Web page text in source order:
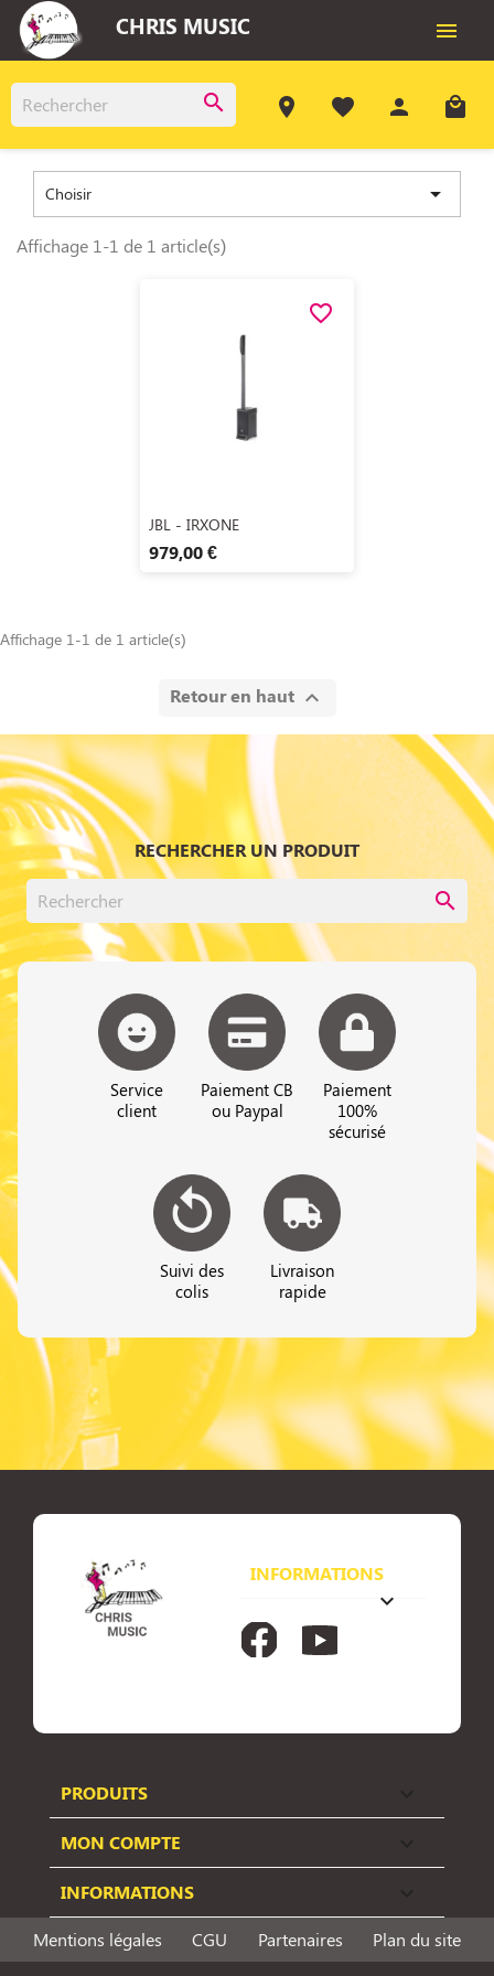
CHRIS MUSIC 
search room favorite person local_mall
Choisir 
Affichage 1-1 de 1 article(s)
Aperçu rapide
JBL - IRXONE
979,00 €
favorite_border
Affichage 1-1 de 1 article(s)
Retour en haut 
RECHERCHER UN PRODUIT
search
Service
client
Paiement CB
ou Paypal
Paiement
100%
sécurisé
Suivi des
colis
Livraison
rapide
INFORMATIONS
keyboard_arrow_down
FacebookYouTube
PRODUITS
MON COMPTE
INFORMATIONS
Mentions légales CGU Partenaires Plan du site